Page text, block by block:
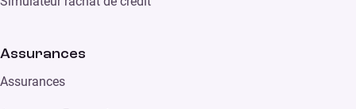
Assurances
Assurances